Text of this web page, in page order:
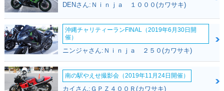
DENさん:Ｎｉｎｊａ １０００(カワサキ)
沖縄チャリティーランFINAL（2019年6月30日開
催）
ニンジャさん:Ｎｉｎｊａ ２５０(カワサキ)
南の駅やえせ撮影会（2019年11月24日開催）
カイさん:ＧＰＺ４００Ｒ(カワサキ)